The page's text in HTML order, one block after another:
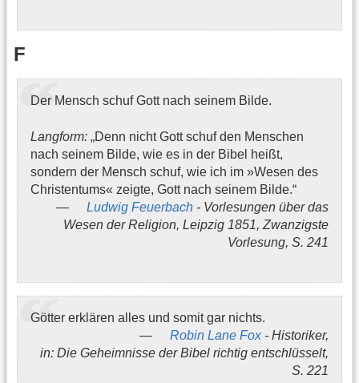
F
Der Mensch schuf Gott nach seinem Bilde.
Langform: „Denn nicht Gott schuf den Menschen
nach seinem Bilde, wie es in der Bibel heißt,
sondern der Mensch schuf, wie ich im »Wesen des
Christentums« zeigte, Gott nach seinem Bilde.“
Ludwig Feuerbach - Vorlesungen über das
Wesen der Religion, Leipzig 1851, Zwanzigste
Vorlesung, S. 241
Götter erklären alles und somit gar nichts.
Robin Lane Fox- Historiker,
in: Die Geheimnisse der Bibel richtig entschlüsselt,
S. 221